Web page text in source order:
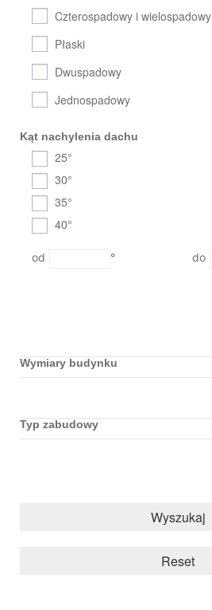
Jednospadowy
Płaski
Dwuspadowy
Czterospadowy i wielospadowy
Kąt nachylenia dachu
25°
30°
35°
40°
°
Wymiary budynku
Typ zabudowy
Wyszukaj
Reset